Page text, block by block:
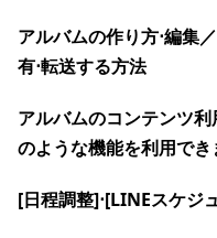
アルバムの作り方⋅編集
有⋅転送する方法
アルバムのコンテンツ
のような機能を利用でき
[日程調整]⋅[LINEスケジ